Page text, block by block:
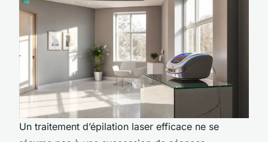
Un traitement d’épilation laser efficace ne se